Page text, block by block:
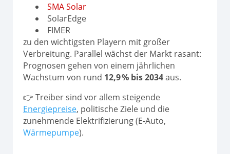
SMA Solar
SolarEdge
FIMER
zu den wichtigsten Playern mit großer
Verbreitung. Parallel wächst der Markt rasant:
Prognosen gehen von einem jährlichen
Wachstum von rund 12,9 % bis 2034aus.
👉 Treiber sind vor allem steigende
Energiepreise, politische Ziele und die
zunehmende Elektrifizierung (E‑Auto,
Wärmepumpe).